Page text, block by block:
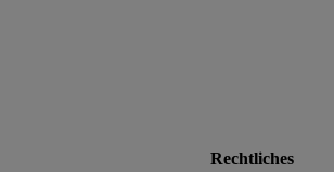
Rechtliches